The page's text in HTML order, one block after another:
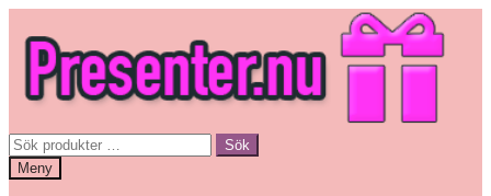
navigering
innehåll
Sök
efter:
Sök
Meny